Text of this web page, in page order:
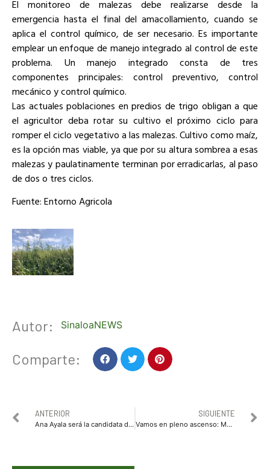
El monitoreo de malezas debe realizarse desde la
emergencia hasta el final del amacollamiento, cuando se
aplica el control químico, de ser necesario. Es importante
emplear un enfoque de manejo integrado al control de este
problema. Un manejo integrado consta de tres
componentes principales: control preventivo, control
mecánico y control químico.
Las actuales poblaciones en predios de trigo obligan a que
el agricultor deba rotar su cultivo el próximo ciclo para
romper el ciclo vegetativo a las malezas. Cultivo como maíz,
es la opción mas viable, ya que por su altura sombrea a esas
malezas y paulatinamente terminan por erradicarlas, al paso
de dos o tres ciclos.
Fuente: Entorno Agricola
Autor: SinaloaNEWS
Comparte:
ANTERIOR
Ana Ayala será la candidata de Morena para la Diputación Federal 02
SIGUIENTE
Vamos en pleno ascenso: Mario Zamora